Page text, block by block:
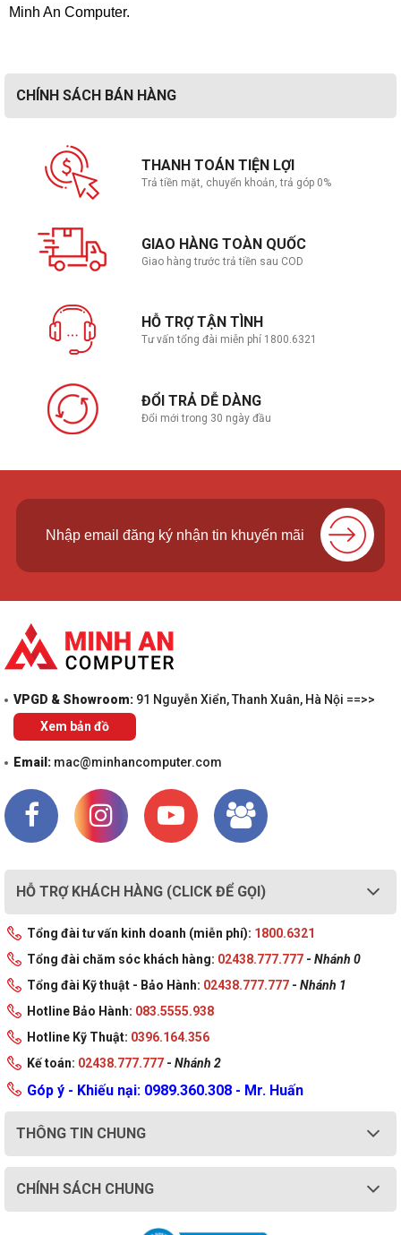
Minh An Computer.
CHÍNH SÁCH BÁN HÀNG
THANH TOÁN TIỆN LỢI
Trả tiền mặt, chuyển khoản, trả góp 0%
GIAO HÀNG TOÀN QUỐC
Giao hàng trước trả tiền sau COD
HỖ TRỢ TẬN TÌNH
Tư vấn tổng đài miễn phí 1800.6321
ĐỔI TRẢ DỄ DÀNG
Đổi mới trong 30 ngày đầu
VPGD & Showroom: 91 Nguyễn Xiển, Thanh Xuân, Hà Nội ==>>
Xem bản đồ
Email: mac@minhancomputer.com
HỖ TRỢ KHÁCH HÀNG (CLICK ĐỂ GỌI)
Tổng đài tư vấn kinh doanh (miễn phí): 1800.6321
Tổng đài chăm sóc khách hàng: 02438.777.777 - Nhánh 0
Tổng đài Kỹ thuật - Bảo Hành: 02438.777.777 - Nhánh 1
Hotline Bảo Hành: 083.5555.938
Hotline Kỹ Thuật: 0396.164.356
Kế toán: 02438.777.777 - Nhánh 2
Góp ý - Khiếu nại: 0989.360.308 - Mr. Huấn
THÔNG TIN CHUNG
CHÍNH SÁCH CHUNG